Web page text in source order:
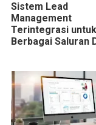
Sistem Lead
Management
Terintegrasi untuk
Berbagai Saluran